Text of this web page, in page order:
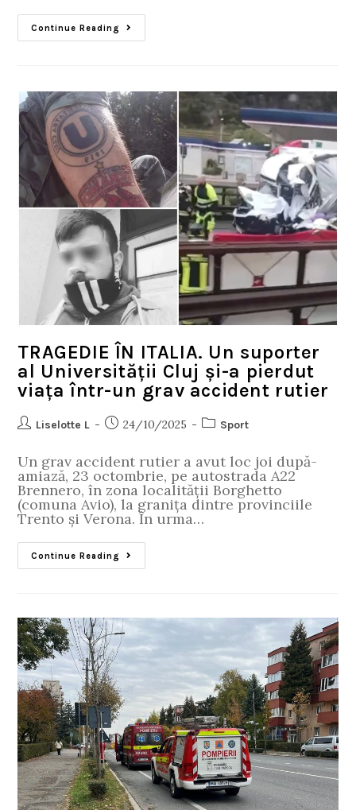
Continue Reading
TRAGEDIE ÎN ITALIA. Un suporter
al Universității Cluj și-a pierdut
viața într-un grav accident rutier
Liselotte L 24/10/2025 Sport
Un grav accident rutier a avut loc joi după-
amiază, 23 octombrie, pe autostrada A22
Brennero, în zona localității Borghetto
(comuna Avio), la granița dintre provinciile
Trento și Verona. În urma…
Continue Reading